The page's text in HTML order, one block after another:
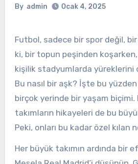
By admin Ocak 4, 2025
Futbol, sadece bir spor değil, bir tutku! Düşünün
ki, bir topun peşinden
kişilik stadyumlarda yüreklerini
Bu nasıl bir aşk? İşte bu
birçok yerinde bir yaşam biçimi.
takımların hikayeleri de bu
Peki, onları bu kadar özel kılan
Her büyük takımın ardında bir